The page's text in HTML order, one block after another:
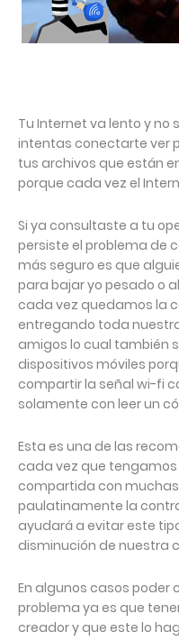
Tu Internet va lento y no
intentas conectarte ver
tus archivos que están
porque cada vez el
Si ya consultaste a tu
persiste el problema de
más seguro es que
para bajar yo pesado o
cada vez quedamos la
entregando toda
amigos lo cual también
dispositivos móviles
compartir la señal wi-fi
solamente con leer un
Esta es una de las
cada vez que
compartida con
paulatinamente la
ayudará a evitar este
disminución de nuestra
En algunos casos poder
problema ya es que
creador y que este lo